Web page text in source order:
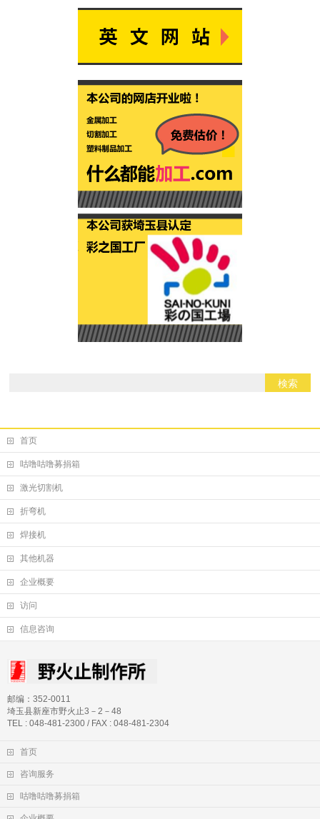
首页
咕噜咕噜募捐箱
激光切割机
折弯机
焊接机
其他机器
企业概要
访问
信息咨询
邮编：352-0011
埼玉县新座市野火止3－2－48
TEL : 048-481-2300 / FAX : 048-481-2304
首页
咨询服务
咕噜咕噜募捐箱